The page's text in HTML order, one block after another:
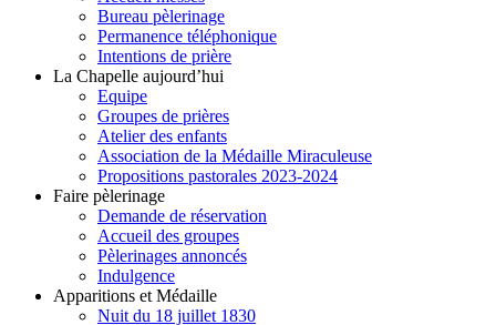
Bureau pèlerinage
Permanence téléphonique
Intentions de prière
La Chapelle aujourd’hui
Equipe
Groupes de prières
Atelier des enfants
Association de la Médaille Miraculeuse
Propositions pastorales 2023-2024
Faire pèlerinage
Demande de réservation
Accueil des groupes
Pèlerinages annoncés
Indulgence
Apparitions et Médaille
Nuit du 18 juillet 1830